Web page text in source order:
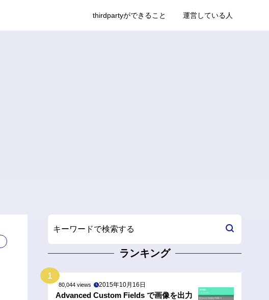
thirdpartyができること 運営している人
ランキング
1
80,044 views 2015年10月16日
Advanced Custom Fields で画像を出力